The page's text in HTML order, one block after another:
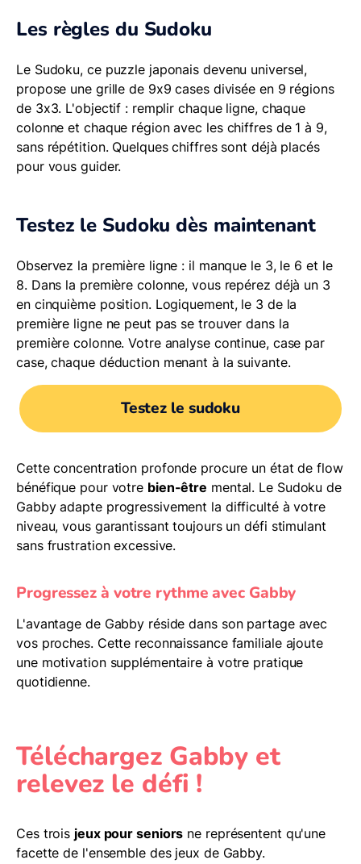
Les règles du Sudoku
Le Sudoku, ce puzzle japonais devenu universel,
propose une grille de 9x9 cases divisée en 9 régions
de 3x3. L'objectif : remplir chaque ligne, chaque
colonne et chaque région avec les chiffres de 1 à 9,
sans répétition. Quelques chiffres sont déjà placés
pour vous guider.
Testez le Sudoku dès maintenant
Observez la première ligne : il manque le 3, le 6 et le
8. Dans la première colonne, vous repérez déjà un 3
en cinquième position. Logiquement, le 3 de la
première ligne ne peut pas se trouver dans la
première colonne. Votre analyse continue, case par
case, chaque déduction menant à la suivante.
Testez le sudoku
Cette concentration profonde procure un état de flow
bénéfique pour votre bien-être mental. Le Sudoku de
Gabby adapte progressivement la difficulté à votre
niveau, vous garantissant toujours un défi stimulant
sans frustration excessive.
Progressez à votre rythme avec Gabby
L'avantage de Gabby réside dans son partage avec
vos proches. Cette reconnaissance familiale ajoute
une motivation supplémentaire à votre pratique
quotidienne.
Téléchargez Gabby et
relevez le défi !
Ces trois jeux pour seniors ne représentent qu'une
facette de l'ensemble des jeux de Gabby.